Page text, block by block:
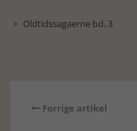
 Oldtidssagaerne bd. 3
Forrige artikel